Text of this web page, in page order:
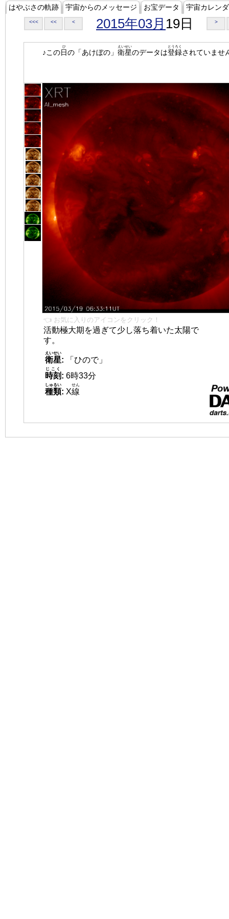
はやぶさの軌跡 宇宙からのメッセージ お宝データ 宇宙カレン
<<< << < 2015年03月 19日 >
♪この日
ひ
の「あけぼの」 衛星
えいせい
のデータは登録
とうろく
されていませ
👈 お気に入りのアイコンをクリック！
活動極大期を過ぎて少し落ち着いた太陽で
す。
衛星
えいせい
:
「ひので」
時刻
じこく
: 6時33分
種類
しゅるい
: X線
せん